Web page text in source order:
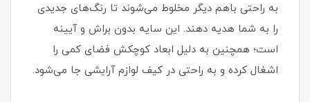
به راحتی باهم دیگر مخلوط می‌شوند تا رنگ‌های جدیدی
را به شما هدیه دهند. این سایه بدون براش و آیینه
است؛ همچنین به دلیل ابعاد کوچکش فضای کمی را
اشغال کرده و به راحتی در کیف لوازم آرایشی جا می‌شود.